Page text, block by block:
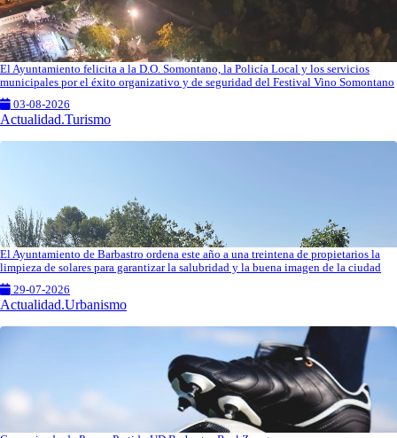
El Ayuntamiento felicita a la D.O. Somontano, la Policía Local y los servicios
municipales por el éxito organizativo y de seguridad del Festival Vino Somontano
03-08-2026
Actualidad.Turismo
El Ayuntamiento de Barbastro ordena este año a una treintena de propietarios la
limpieza de solares para garantizar la salubridad y la buena imagen de la ciudad
29-07-2026
Actualidad.Urbanismo